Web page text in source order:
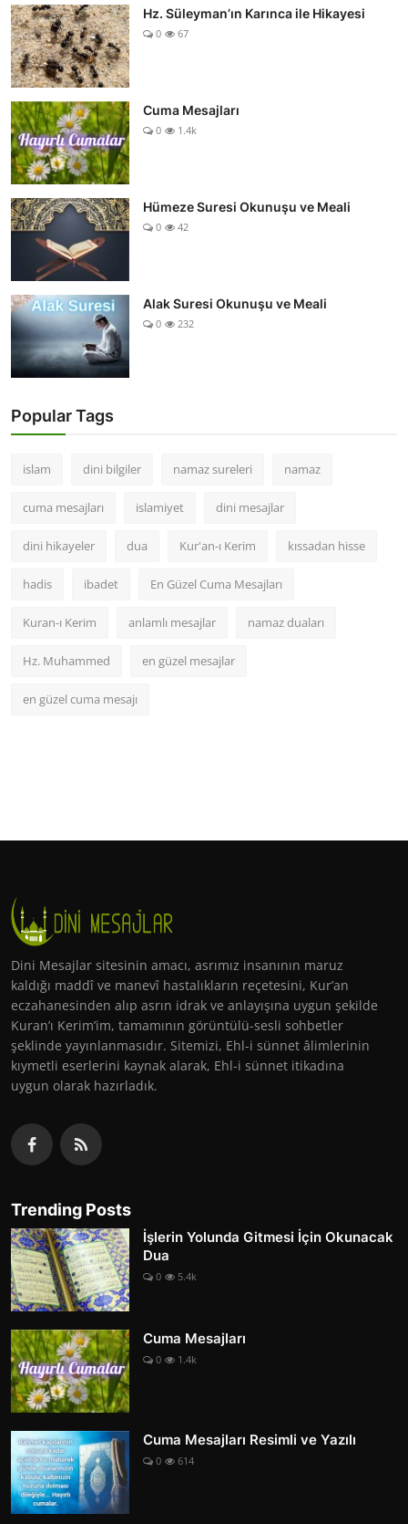
Hz. Süleyman’ın Karınca ile Hikayesi
0 67
Cuma Mesajları
0 1.4k
Hümeze Suresi Okunuşu ve Meali
0 42
Alak Suresi Okunuşu ve Meali
0 232
Popular Tags
islam dini bilgiler namaz sureleri namaz
cuma mesajları islamiyet dini mesajlar
dini hikayeler dua Kur'an-ı Kerim kıssadan hisse
hadis ibadet En Güzel Cuma Mesajları
Kuran-ı Kerim anlamlı mesajlar namaz duaları
Hz. Muhammed en güzel mesajlar
en güzel cuma mesajı
Dini Mesajlar sitesinin amacı, asrımız insanının maruz
kaldığı maddî ve manevî hastalıkların reçetesini, Kur’an
eczahanesinden alıp asrın idrak ve anlayışına uygun şekilde
Kuran’ı Kerim’im, tamamının görüntülü-sesli sohbetler
şeklinde yayınlanmasıdır. Sitemizi, Ehl-i sünnet âlimlerinin
kıymetli eserlerini kaynak alarak, Ehl-i sünnet itikadına
uygun olarak hazırladık.
Trending Posts
İşlerin Yolunda Gitmesi İçin Okunacak
Dua
0 5.4k
Cuma Mesajları
0 1.4k
Cuma Mesajları Resimli ve Yazılı
0 614